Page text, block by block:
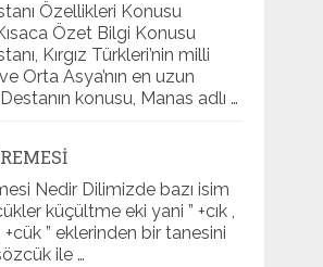
Özellikleri Konusu
Özet Bilgi Konusu
Kırgız Türkleri’nin milli
Orta Asya’nın en uzun
Destanın konusu, Manas adlı …
Nedir Dilimizde bazı isim
küçültme eki yani ” +cık ,
+cük ” eklerinden bir tanesini
ile …